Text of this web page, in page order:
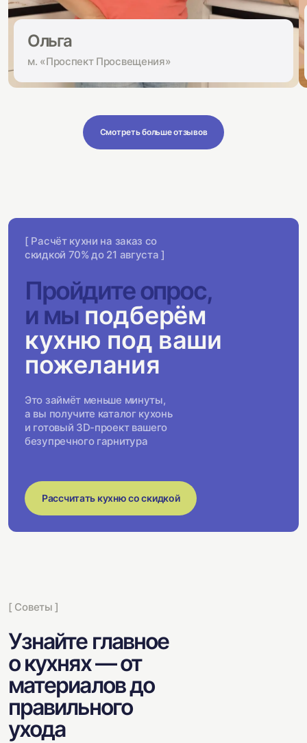
Ольга
м. «Проспект Просвещения»
Смотреть больше отзывов
[ Расчёт кухни на заказ со
скидкой 70% до 21 августа ]
Пройдите опрос,
и мы подберём
кухню под ваши
пожелания
Это займёт меньше минуты,
а вы получите каталог кухонь
и готовый 3D-проект вашего
безупречного гарнитура
Рассчитать кухню со скидкой
[ Советы ]
Узнайте главное
о кухнях — от
материалов до
правильного
ухода